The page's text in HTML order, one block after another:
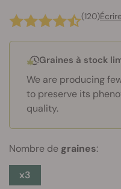
(120)
Graines à stock
We are producing
to preserve its
quality.
Nombre de graines:
x3